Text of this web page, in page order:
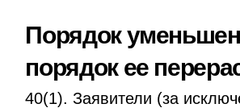
Порядок
порядок ее
40(1). Заявители (за